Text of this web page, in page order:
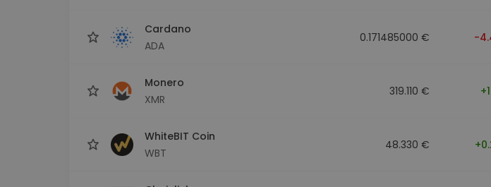
Cardano
ADA
0.171485000 € -
Monero
XMR
319.110 €
WhiteBIT Coin
WBT
48.330 €